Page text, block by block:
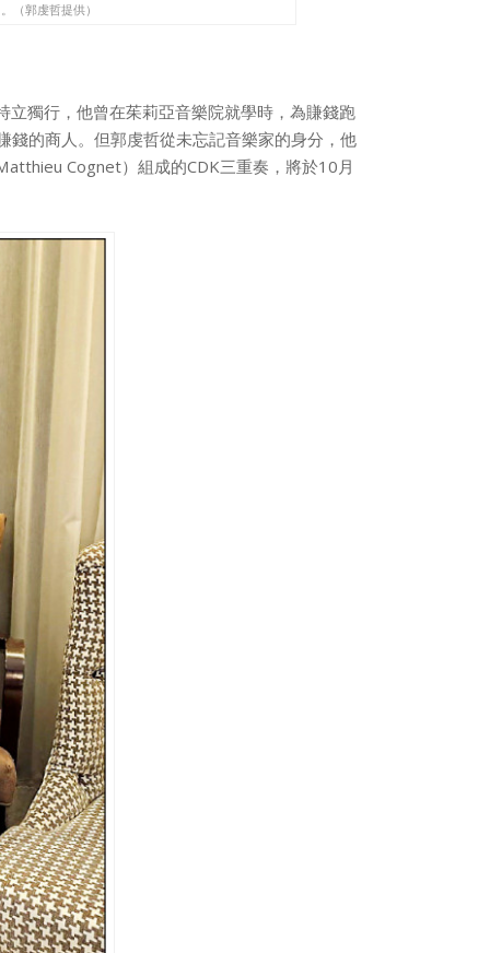
（郭虔哲提供）
獨行，他曾在茱莉亞音樂院就學時，為賺錢跑
錢的商人。但郭虔哲從未忘記音樂家的身分，他
Cognet）組成的CDK三重奏，將於10月